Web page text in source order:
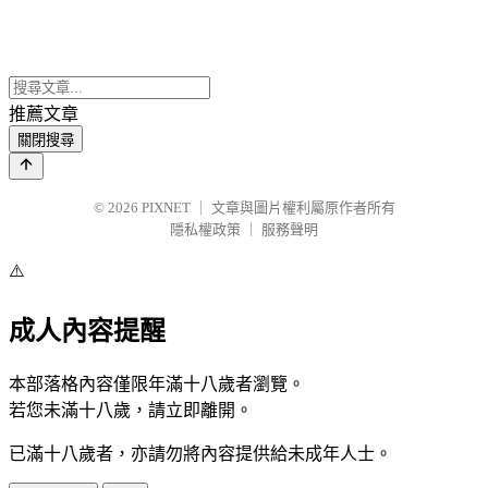
推薦文章
關閉搜尋
© 2026 PIXNET
文章與圖片權利屬原作者所有
隱私權政策
服務聲明
⚠️
成人內容提醒
本部落格內容僅限年滿十八歲者瀏覽。
若您未滿十八歲，請立即離開。
已滿十八歲者，亦請勿將內容提供給未成年人士。